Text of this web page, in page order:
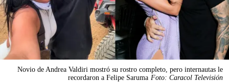
Novio de Andrea Valdiri mostró su rostro completo, pero internautas le
recordaron a Felipe Saruma Foto: Caracol Televisión